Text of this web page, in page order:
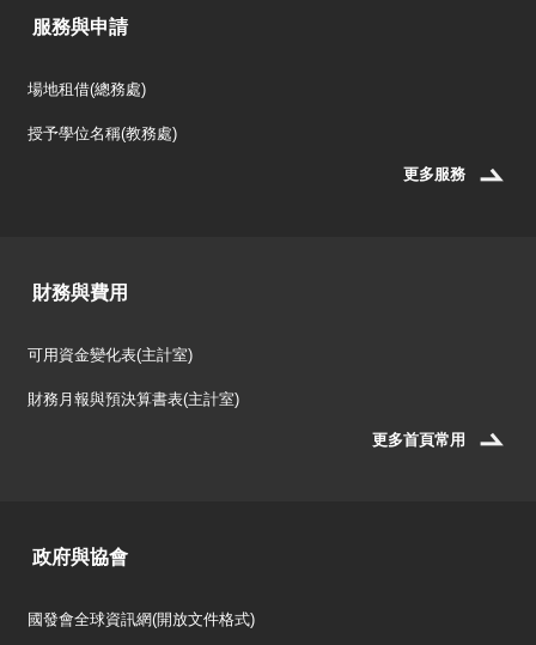
服務與申請
場地租借(總務處)
授予學位名稱(教務處)
更多服務
財務與費用
可用資金變化表(主計室)
財務月報與預決算書表(主計室)
更多首頁常用
政府與協會
國發會全球資訊網(開放文件格式)